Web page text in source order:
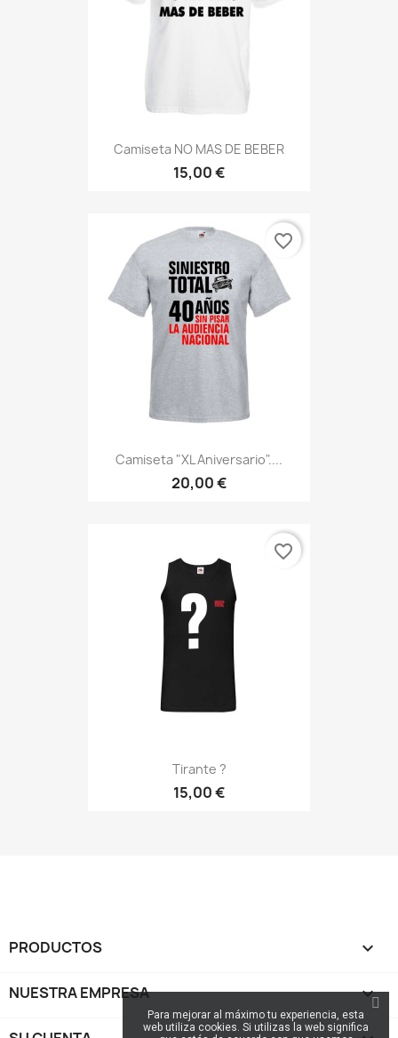
Camiseta NO MAS DE BEBER
15,00 €
Camiseta "XL Aniversario"....
20,00 €
favorite_border
Tirante ?
15,00 €
favorite_border
PRODUCTOS 
NUESTRA EMPRESA 
Para mejorar al máximo tu experiencia, esta
web utiliza cookies. Si utilizas la web significa